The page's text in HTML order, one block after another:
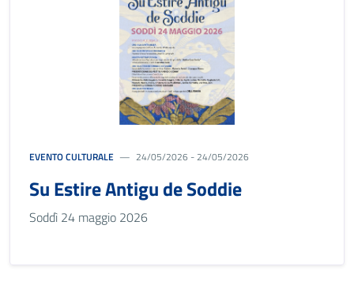
EVENTO CULTURALE 24/05/2026 - 24/05/2026
Su Estire Antigu de Soddie
Soddì 24 maggio 2026